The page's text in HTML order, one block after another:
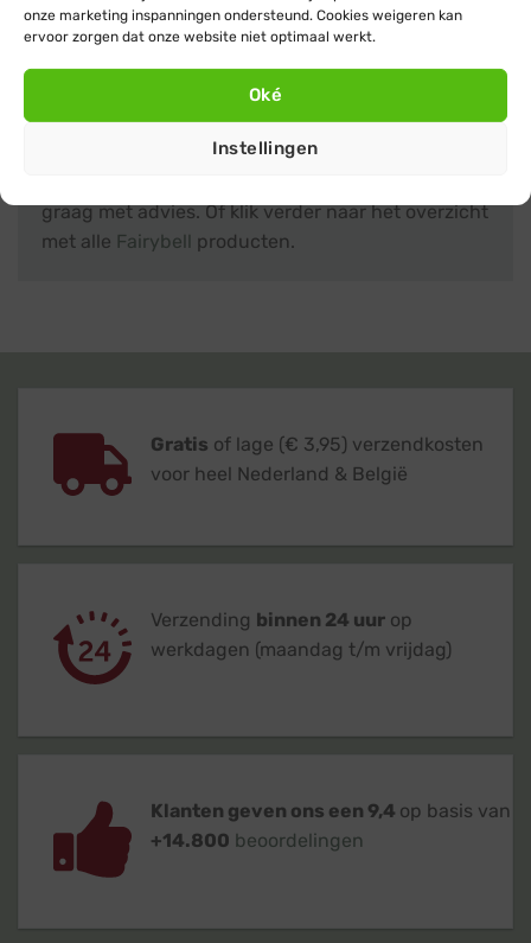
onze marketing inspanningen ondersteund. Cookies weigeren kan
ervoor zorgen dat onze website niet optimaal werkt.
Oké
Instellingen
Heb je nog vragen over een Fairybell
muurkerstboom of kom je er niet helemaal uit?
graag met advies. Of klik verder naar het overzicht
met alle Fairybell producten.
Gratis of lage (€ 3,95) verzendkosten
voor heel Nederland & België
Verzending binnen 24 uur op
werkdagen (maandag t/m vrijdag)
Klanten geven ons een 9,4 op basis van
+14.800 beoordelingen